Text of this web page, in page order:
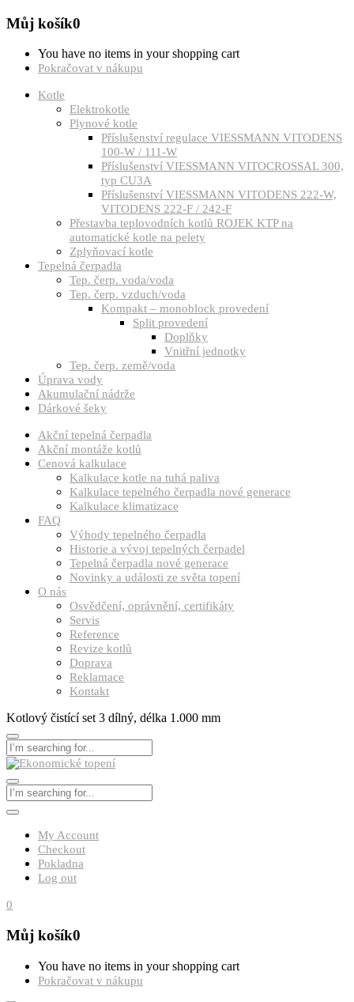
Můj košík0
You have no items in your shopping cart
Pokračovat v nákupu
Kotle
Elektrokotle
Plynové kotle
Příslušenství regulace VIESSMANN VITODENS
100-W / 111-W
Příslušenství VIESSMANN VITOCROSSAL 300,
typ CU3A
Příslušenství VIESSMANN VITODENS 222-W,
VITODENS 222-F / 242-F
Přestavba teplovodních kotlů ROJEK KTP na
automatické kotle na pelety
Zplyňovací kotle
Tepelná čerpadla
Tep. čerp. voda/voda
Tep. čerp. vzduch/voda
Kompakt – monoblock provedení
Split provedení
Doplňky
Vnitřní jednotky
Tep. čerp. země/voda
Úprava vody
Akumulační nádrže
Dárkové šeky
Akční tepelná čerpadla
Akční montáže kotlů
Cenová kalkulace
Kalkulace kotle na tuhá paliva
Kalkulace tepelného čerpadla nové generace
Kalkulace klimatizace
FAQ
Výhody tepelného čerpadla
Historie a vývoj tepelných čerpadel
Tepelná čerpadla nové generace
Novinky a události ze světa topení
O nás
Osvědčení, oprávnění, certifikáty
Servis
Reference
Revize kotlů
Doprava
Reklamace
Kontakt
Kotlový čistící set 3 dílný, délka 1.000 mm
My Account
Checkout
Pokladna
Log out
0
Můj košík0
You have no items in your shopping cart
Pokračovat v nákupu